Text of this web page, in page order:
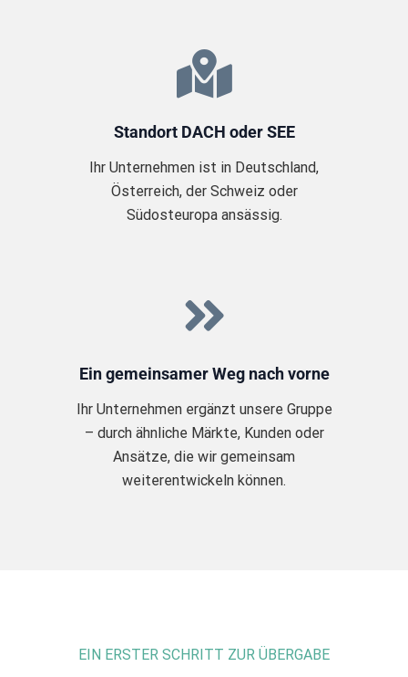
Standort DACH oder SEE
Ihr Unternehmen ist in Deutschland,
Österreich, der Schweiz oder
Südosteuropa ansässig.
Ein gemeinsamer Weg nach vorne
Ihr Unternehmen ergänzt unsere Gruppe
– durch ähnliche Märkte, Kunden oder
Ansätze, die wir gemeinsam
weiterentwickeln können.
EIN ERSTER SCHRITT ZUR ÜBERGABE